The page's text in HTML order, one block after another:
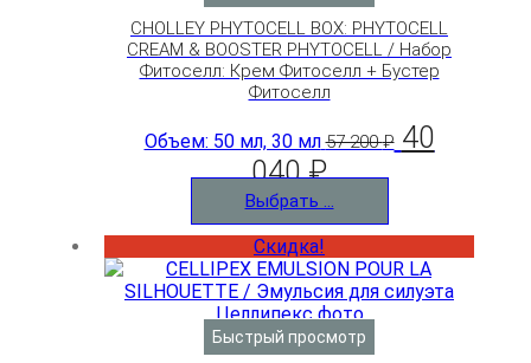
CHOLLEY PHYTOCELL BOX: PHYTOCELL
CREAM & BOOSTER PHYTOCELL / Набор
Фитоселл: Крем Фитоселл + Бустер
Фитоселл
Объем: 50 мл, 30 мл 57 200₽ 40
040₽
Выбрать ...
Скидка!
Быстрый просмотр